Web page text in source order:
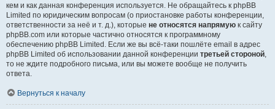
кем и как данная конференция используется. Не обращайтесь к phpBB
Limited по юридическим вопросам (о приостановке работы конференции,
ответственности за неё и т. д.), которые не относятся напрямую к сайту
phpBB.com или которые частично относятся к программному
обеспечению phpBB Limited. Если же вы всё-таки пошлёте email в адрес
phpBB Limited об использовании данной конференции третьей стороной,
то не ждите подробного письма, или вы можете вообще не получить
ответа.
Вернуться к началу